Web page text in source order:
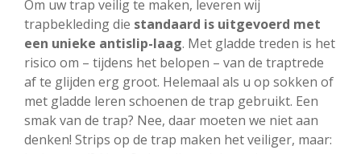
Om uw trap veilig te maken, leveren wij
trapbekleding die standaard is uitgevoerd met
een unieke antislip-laag. Met gladde treden is het
risico om – tijdens het belopen – van de traptrede
af te glijden erg groot. Helemaal als u op sokken of
met gladde leren schoenen de trap gebruikt. Een
smak van de trap? Nee, daar moeten we niet aan
denken! Strips op de trap maken het veiliger, maar: